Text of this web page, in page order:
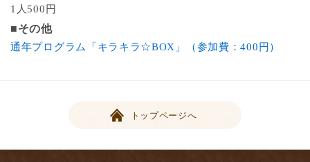
1人500円
■その他
通年プログラム「キラキラ☆BOX」（参加費：400円）
トップページへ